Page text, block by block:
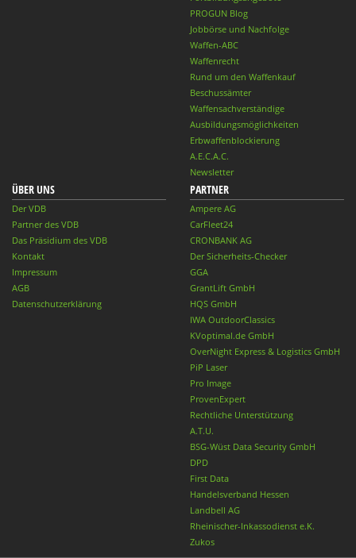
PROGUN Blog
Jobbörse und Nachfolge
Waffen-ABC
Waffenrecht
Rund um den Waffenkauf
Beschussämter
Waffensachverständige
Ausbildungsmöglichkeiten
Erbwaffenblockierung
A.E.C.A.C.
Newsletter
ÜBER UNS
Der VDB
Partner des VDB
Das Präsidium des VDB
Kontakt
Impressum
AGB
Datenschutzerklärung
PARTNER
Ampere AG
CarFleet24
CRONBANK AG
Der Sicherheits-Checker
GGA
GrantLift GmbH
HQS GmbH
IWA OutdoorClassics
KVoptimal.de GmbH
OverNight Express & Logistics GmbH
PiP Laser
Pro Image
ProvenExpert
Rechtliche Unterstützung
A.T.U.
BSG-Wüst Data Security GmbH
DPD
First Data
Handelsverband Hessen
Landbell AG
Rheinischer-Inkassodienst e.K.
Zukos